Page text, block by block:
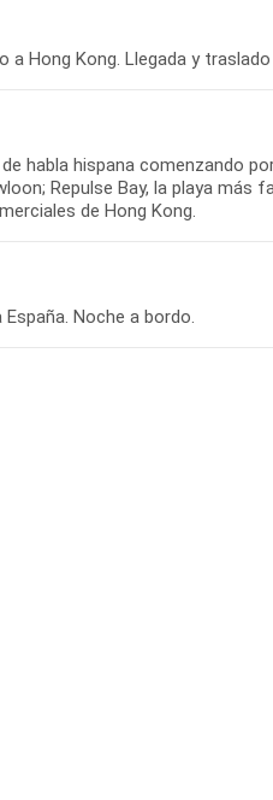
Hong Kong. Llegada y
habla hispana comenzando
Repulse Bay, la playa más
de Hong Kong.
Noche a bordo.